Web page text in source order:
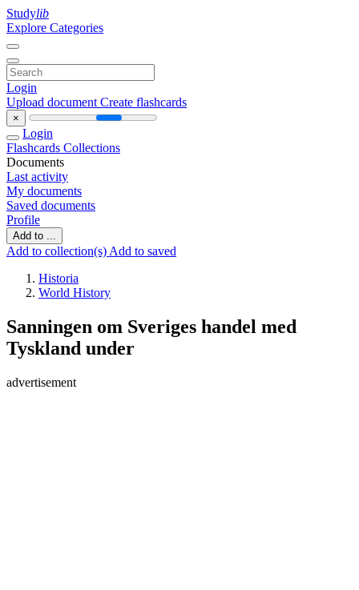
Studylib
Explore Categories
Login
Upload document Create flashcards
×
Login
Flashcards Collections
Documents
Last activity
My documents
Saved documents
Profile
Add to ...
Add to collection(s) Add to saved
Historia
World History
Sanningen om Sveriges handel med
Tyskland under
advertisement